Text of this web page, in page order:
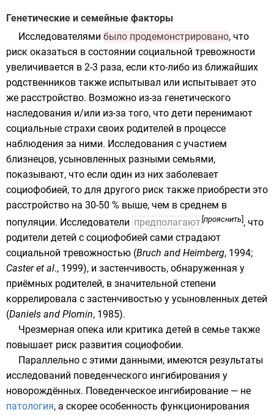
Генетические и семейные факторы
Исследователями было продемонстрировано, что
риск оказаться в состоянии социальной тревожности
увеличивается в 2-3 раза, если кто-либо из ближайших
родственников также испытывал или испытывает это
же расстройство. Возможно из-за генетического
наследования и/или из-за того, что дети перенимают
социальные страхи своих родителей в процессе
наблюдения за ними. Исследования с участием
близнецов, усыновленных разными семьями,
показывают, что если один из них заболевает
социофобией, то для другого риск также приобрести это
расстройство на 30-50 % выше, чем в среднем в
популяции. Исследователи предполагают [прояснить , что
родители детей с социофобией сами страдают
социальной тревожностью (Bruch and Heimberg, 1994;
Caster et al., 1999), и застенчивость, обнаруженная у
приёмных родителей, в значительной степени
коррелировала с застенчивостью у усыновленных детей
(Daniels and Plomin, 1985).
Чрезмерная опека или критика детей в семье также
повышает риск развития социофобии.
Параллельно с этими данными, имеются результаты
исследований поведенческого ингибирования у
новорождённых. Поведенческое ингибирование — не
патология, а скорее особенность функционирования